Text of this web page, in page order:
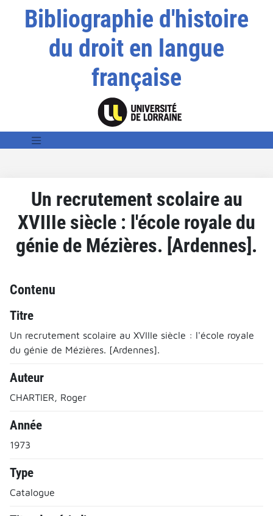
Bibliographie d'histoire
du droit en langue
française
Un recrutement scolaire au
XVIIIe siècle : l'école royale du
génie de Mézières. [Ardennes].
Contenu
Titre
Un recrutement scolaire au XVIIIe siècle : l'école royale
du génie de Mézières. [Ardennes].
Auteur
CHARTIER, Roger
Année
1973
Type
Catalogue